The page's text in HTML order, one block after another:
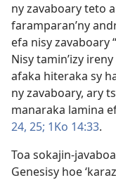
ny zavaboary teto
faramparan’ny
efa nisy zavaboary
Nisy tamin’izy
afaka hiteraka sy
ny zavaboary, ary
manaraka lamina
24, 25; 1Ko 14:33.
Toa sokajin-
Genesisy hoe